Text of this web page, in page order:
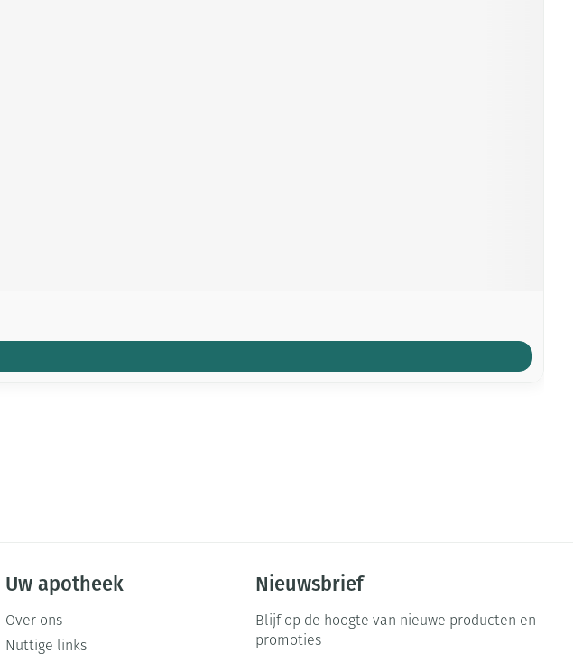
Uw apotheek
Over ons
Nuttige links
Nieuwsbrief
Blijf op de hoogte van nieuwe producten en
promoties